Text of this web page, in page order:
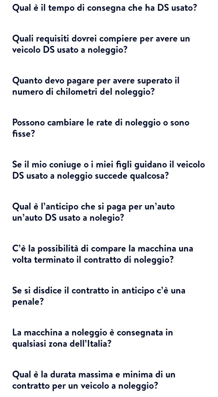
Qual è il tempo di consegna che ha DS usato?
Quali requisiti dovrei compiere per avere un
veicolo DS usato a noleggio?
Quanto devo pagare per avere superato il
numero di chilometri del noleggio?
Possono cambiare le rate di noleggio o sono
fisse?
Se il mio coniuge o i miei figli guidano il veicolo
DS usato a noleggio succede qualcosa?
Qual è l’anticipo che si paga per un’auto
un’auto DS usato a nolegio?
C’è la possibilità di compare la macchina una
volta terminato il contratto di noleggio?
Se si disdice il contratto in anticipo c’è una
penale?
La macchina a noleggio è consegnata in
qualsiasi zona dell’Italia?
Qual è la durata massima e minima di un
contratto per un veicolo a noleggio?